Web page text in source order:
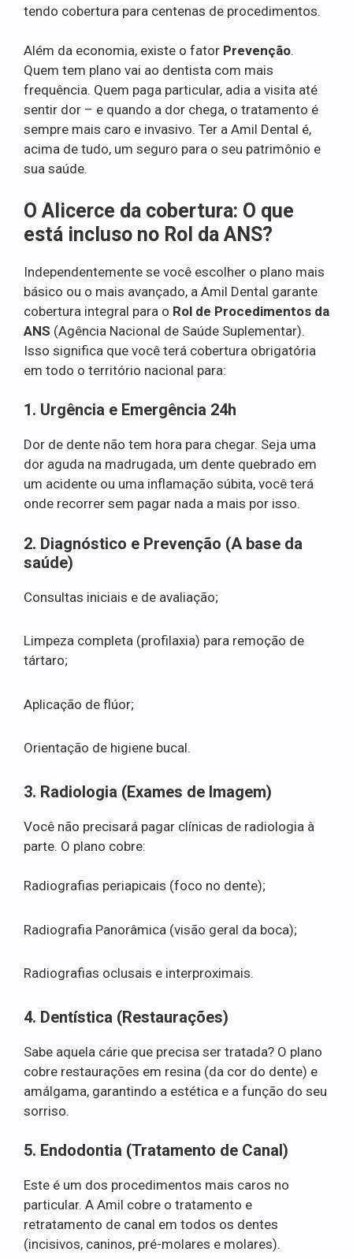
tendo cobertura para centenas de procedimentos.
Além da economia, existe o fator Prevenção.
Quem tem plano vai ao dentista com mais
frequência. Quem paga particular, adia a visita até
sentir dor – e quando a dor chega, o tratamento é
sempre mais caro e invasivo. Ter a Amil Dental é,
acima de tudo, um seguro para o seu patrimônio e
sua saúde.
O Alicerce da cobertura: O que
está incluso no Rol da ANS?
Independentemente se você escolher o plano mais
básico ou o mais avançado, a Amil Dental garante
cobertura integral para o Rol de Procedimentos da
ANS (Agência Nacional de Saúde Suplementar).
Isso significa que você terá cobertura obrigatória
em todo o território nacional para:
1. Urgência e Emergência 24h
Dor de dente não tem hora para chegar. Seja uma
dor aguda na madrugada, um dente quebrado em
um acidente ou uma inflamação súbita, você terá
onde recorrer sem pagar nada a mais por isso.
2. Diagnóstico e Prevenção (A base da
saúde)
Consultas iniciais e de avaliação;
Limpeza completa (profilaxia) para remoção de
tártaro;
Aplicação de flúor;
Orientação de higiene bucal.
3. Radiologia (Exames de Imagem)
Você não precisará pagar clínicas de radiologia à
parte. O plano cobre:
Radiografias periapicais (foco no dente);
Radiografia Panorâmica (visão geral da boca);
Radiografias oclusais e interproximais.
4. Dentística (Restaurações)
Sabe aquela cárie que precisa ser tratada? O plano
cobre restaurações em resina (da cor do dente) e
amálgama, garantindo a estética e a função do seu
sorriso.
5. Endodontia (Tratamento de Canal)
Este é um dos procedimentos mais caros no
particular. A Amil cobre o tratamento e
retratamento de canal em todos os dentes
(incisivos, caninos, pré-molares e molares).